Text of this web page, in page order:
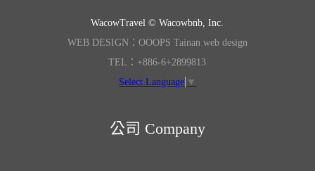
WacowTravel © Wacowbnb, Inc.
WEB DESIGN：OOOPS Tainan web design
TEL：+886-6+2899813
Select Language ▼
公司 Company